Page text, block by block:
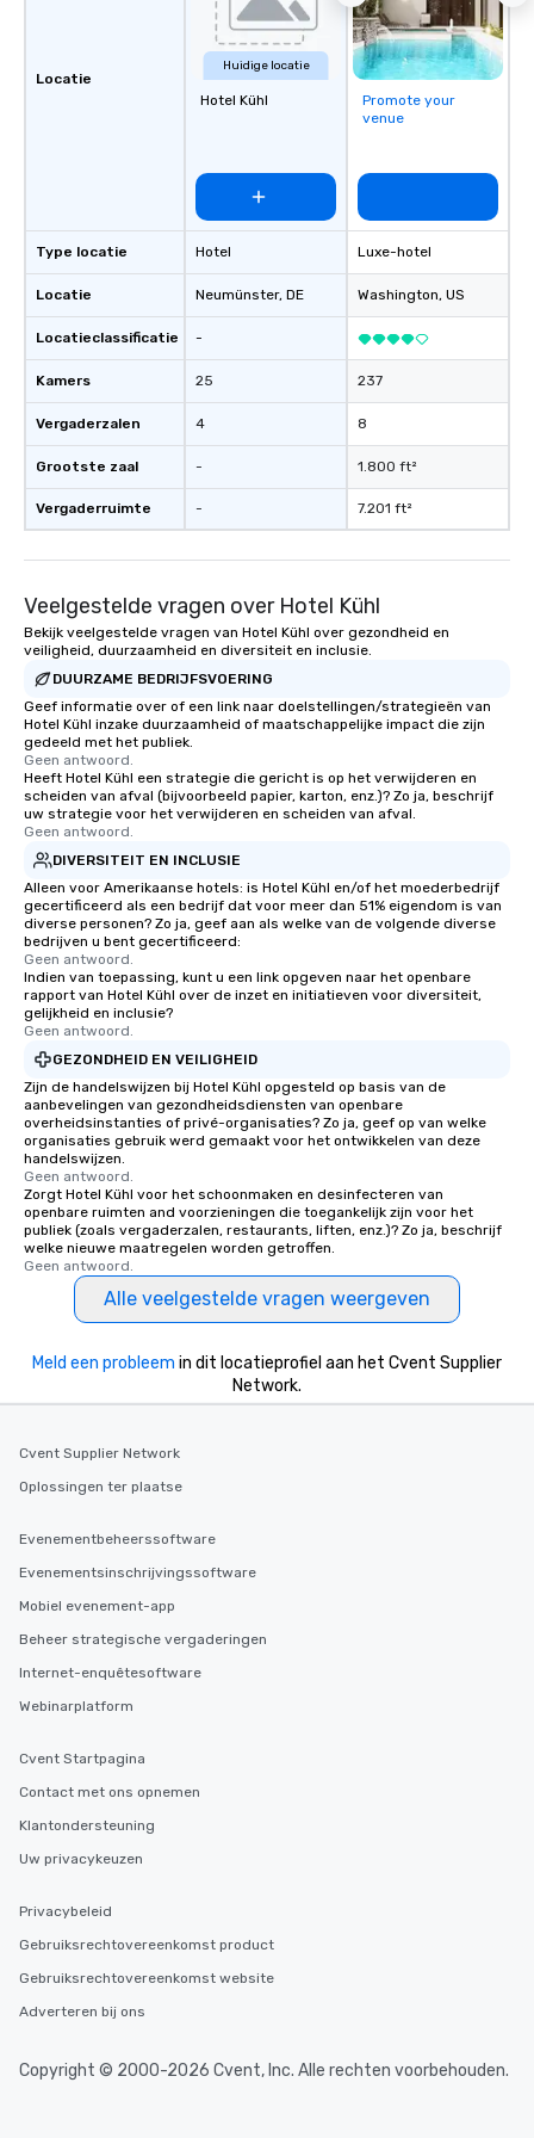
Locatie
Type locatie
Locatie
Locatieclassificatie
Kamers
Vergaderzalen
Grootste zaal
Vergaderruimte
Huidige locatie
Hotel Kühl
Hotel
Neumünster, DE
-
25
4
-
-
Promote your
venue
Luxe-hotel
Washington, US
237
8
1.800 ft²
7.201 ft²
Veelgestelde vragen over Hotel Kühl
Bekijk veelgestelde vragen van Hotel Kühl over gezondheid en
veiligheid, duurzaamheid en diversiteit en inclusie.
DUURZAME BEDRIJFSVOERING
Geef informatie over of een link naar doelstellingen/strategieën van
Hotel Kühl inzake duurzaamheid of maatschappelijke impact die zijn
gedeeld met het publiek.
Geen antwoord.
Heeft Hotel Kühl een strategie die gericht is op het verwijderen en
scheiden van afval (bijvoorbeeld papier, karton, enz.)? Zo ja, beschrijf
uw strategie voor het verwijderen en scheiden van afval.
Geen antwoord.
DIVERSITEIT EN INCLUSIE
Alleen voor Amerikaanse hotels: is Hotel Kühl en/of het moederbedrijf
gecertificeerd als een bedrijf dat voor meer dan 51% eigendom is van
diverse personen? Zo ja, geef aan als welke van de volgende diverse
bedrijven u bent gecertificeerd:
Geen antwoord.
Indien van toepassing, kunt u een link opgeven naar het openbare
rapport van Hotel Kühl over de inzet en initiatieven voor diversiteit,
gelijkheid en inclusie?
Geen antwoord.
GEZONDHEID EN VEILIGHEID
Zijn de handelswijzen bij Hotel Kühl opgesteld op basis van de
aanbevelingen van gezondheidsdiensten van openbare
overheidsinstanties of privé-organisaties? Zo ja, geef op van welke
organisaties gebruik werd gemaakt voor het ontwikkelen van deze
handelswijzen.
Geen antwoord.
Zorgt Hotel Kühl voor het schoonmaken en desinfecteren van
openbare ruimten and voorzieningen die toegankelijk zijn voor het
publiek (zoals vergaderzalen, restaurants, liften, enz.)? Zo ja, beschrijf
welke nieuwe maatregelen worden getroffen.
Geen antwoord.
Alle veelgestelde vragen weergeven
Meld een probleem in dit locatieprofiel aan het Cvent Supplier
Network.
Cvent Supplier Network
Oplossingen ter plaatse
Evenementbeheerssoftware
Evenementsinschrijvingssoftware
Mobiel evenement-app
Beheer strategische vergaderingen
Internet-enquêtesoftware
Webinarplatform
Cvent Startpagina
Contact met ons opnemen
Klantondersteuning
Uw privacykeuzen
Privacybeleid
Gebruiksrechtovereenkomst product
Gebruiksrechtovereenkomst website
Adverteren bij ons
Copyright © 2000-2026 Cvent, Inc. Alle rechten voorbehouden.